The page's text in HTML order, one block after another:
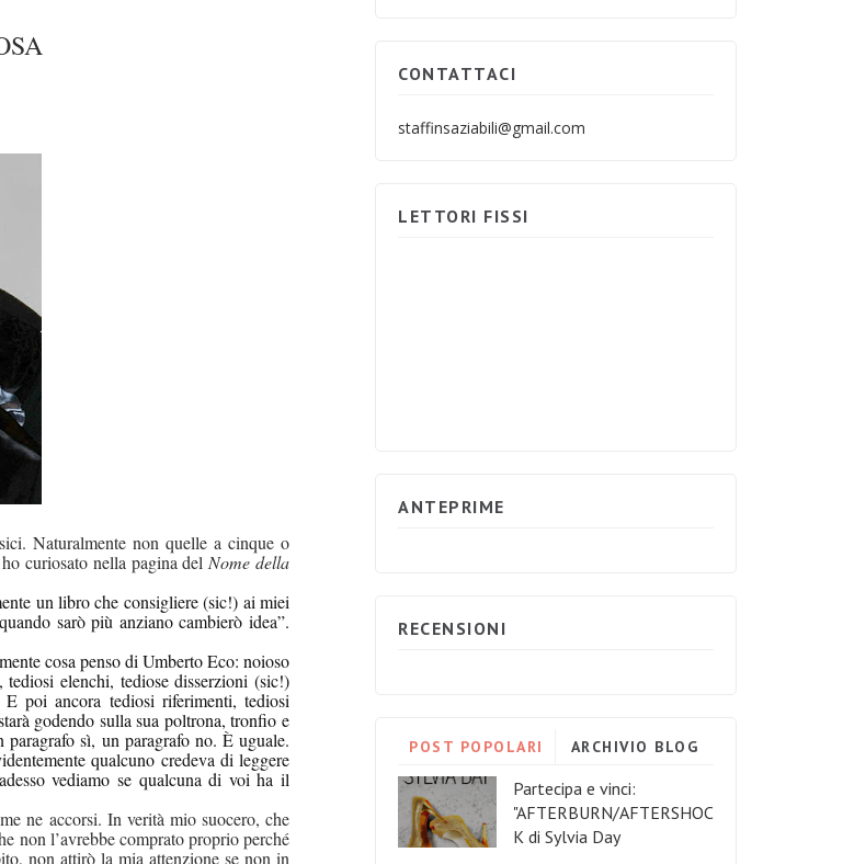
Naturalmente non quelle a cinque o
curiosato nella pagina del Nome della
un libro che consigliere (sic!) ai miei
sarò più anziano cambierò idea”.
cosa penso di Umberto Eco: noioso
elenchi, tediose disserzioni (sic!)
poi ancora tediosi riferimenti, tediosi
godendo sulla sua poltrona, tronfio e
sì, un paragrafo no. È uguale.
qualcuno credeva di leggere
vediamo se qualcuna di voi ha il
ne accorsi. In verità mio suocero, che
non l’avrebbe comprato proprio perché
non attirò la mia attenzione se non in
CONTATTACI
staffinsaziabili@gmail.com
LETTORI FISSI
ANTEPRIME
RECENSIONI
POST POPOLARI ARCHIVIO BLOG
Partecipa e vinci:
"AFTERBURN/AFTERSHOC
K di Sylvia Day